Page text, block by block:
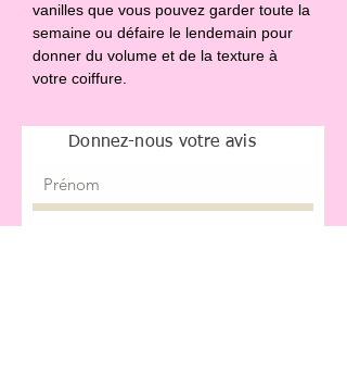
vanilles que vous pouvez garder toute la
semaine ou défaire le lendemain pour
donner du volume et de la texture à
votre coiffure.
Donnez-nous votre avis